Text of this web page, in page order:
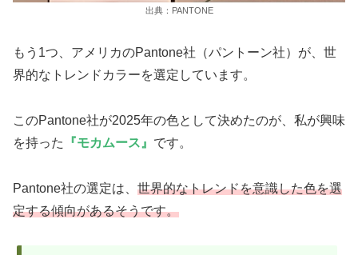
出典：PANTONE
もう1つ、アメリカのPantone社（パントーン社）が、世
界的なトレンドカラーを選定しています。
このPantone社が2025年の色として決めたのが、私が興味
を持った
『モカムース』 です。
Pantone社の選定は、 世界的なトレンドを意識した色を選
定する傾向があるそうです。